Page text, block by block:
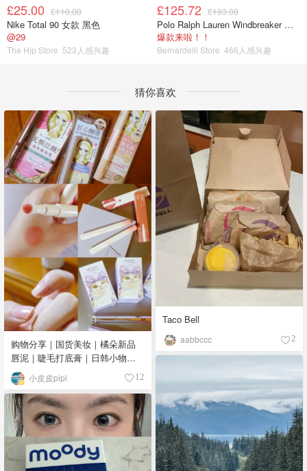
£25.00 £110.00
Nike Total 90 女款 黑色
@29
The Hip Store 523人感兴趣
£125.72 £193.00
Polo Ralph Lauren Windbreaker 夹克 薄款
爆款来啦！！
Bernardelli Store 466人感兴趣
猜你喜欢
购物分享｜国货美妆｜橘朵新品
唇泥｜睫毛打底膏｜日韩小物｜
眼线笔｜美甲DIY💅
小皮皮pipi 12
Taco Bell
aabbccc 2